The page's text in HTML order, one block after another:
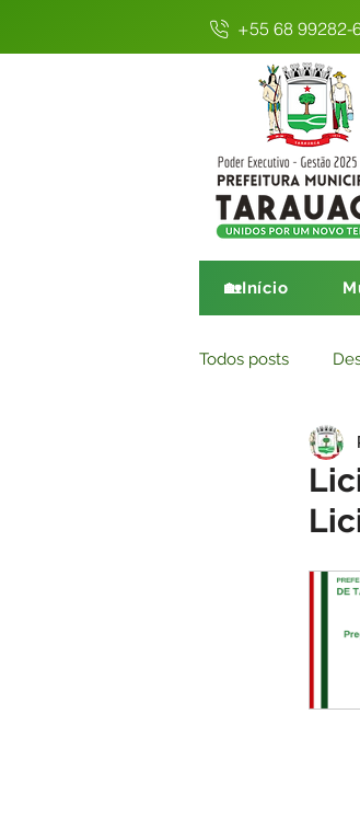
+55 68 99282-
🏡Início
Todos posts
Infraestrutura